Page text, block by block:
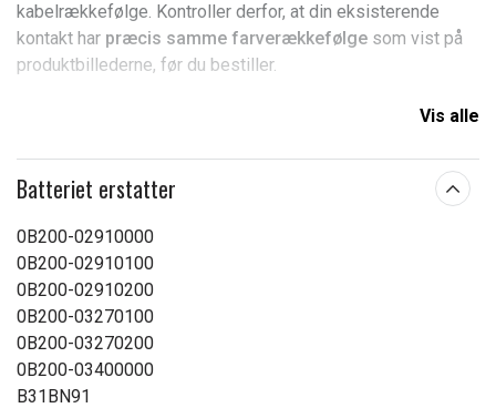
kabelrækkefølge. Kontroller derfor, at din eksisterende
kontakt har præcis samme farverækkefølge som vist på
produktbillederne, før du bestiller.
Se på stikket forfra (samme retning som på billedet), og
Hvis farverækkefølgen ikke stemmer, skal du i stedet
Produkttype:
Spænding:
Passer til mærket:
Kapacitet:
Vis alle
Batteriet erstatter
0B200-02910000
0B200-02910100
0B200-02910200
0B200-03270100
0B200-03270200
0B200-03400000
B31BN91